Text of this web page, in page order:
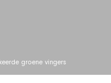
groene vingers